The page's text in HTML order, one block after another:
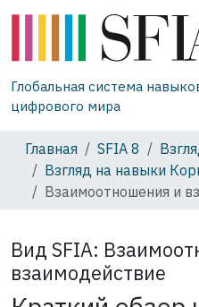
Глобальная система
цифрового мира
Главная SFIA 8
Взгляд на навыки
Взаимоотношения и
Вид SFIA:
взаимодействие